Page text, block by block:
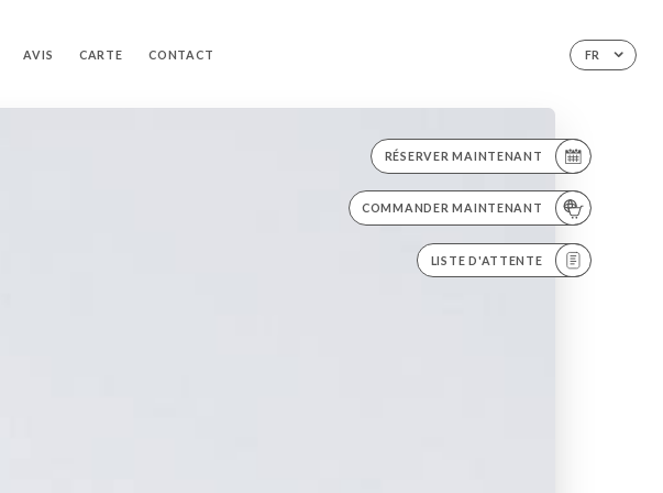
FR
AVIS CARTE CONTACT
RÉSERVER MAINTENANT
COMMANDER MAINTENANT
LISTE D'ATTENTE